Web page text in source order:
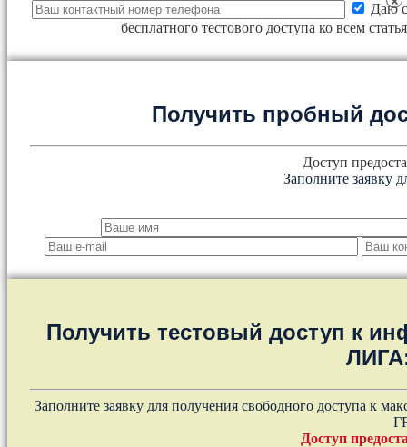
Даю
бесплатного тестового доступа ко всем
Получить пробный
Доступ
Заполните заявку
Получить тестовый доступ к
Заполните заявку для получения свободного доступа к
Доступ